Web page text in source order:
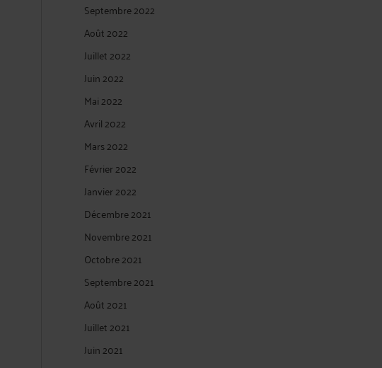
Septembre 2022
Août 2022
Juillet 2022
Juin 2022
Mai 2022
Avril 2022
Mars 2022
Février 2022
Janvier 2022
Décembre 2021
Novembre 2021
Octobre 2021
Septembre 2021
Août 2021
Juillet 2021
Juin 2021